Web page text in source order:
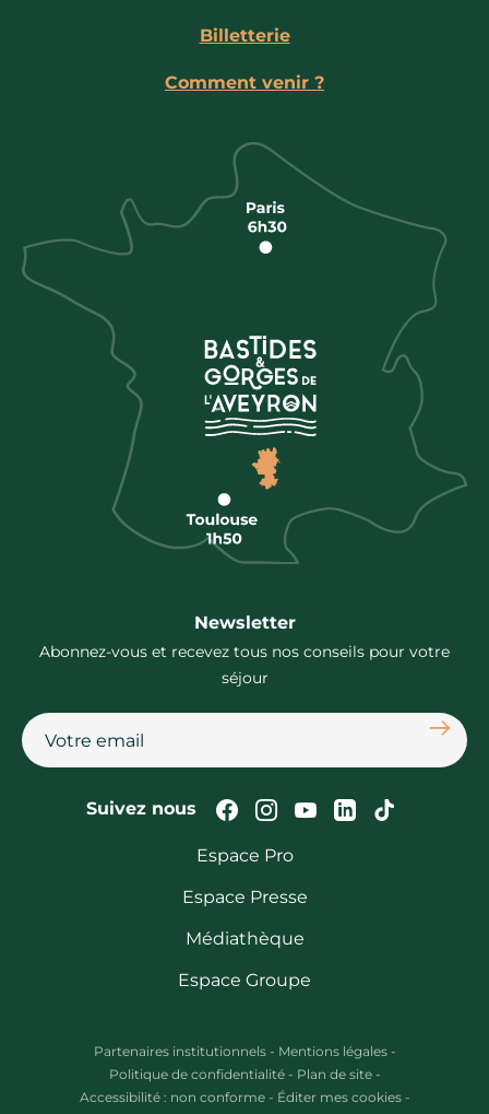
Billetterie
Comment venir ?
Newsletter
Abonnez-vous et recevez tous nos conseils pour votre
séjour
Suivez nous Suivez-nous sur
Suivez-nous sur
Suivez-nous
Suivez-Suivez-
Espace Pro
Espace Presse
Médiathèque
Espace Groupe
Partenaires institutionnels - Mentions légales -
Politique de confidentialité - Plan de site -
Accessibilité : non conforme - Éditer mes cookies -